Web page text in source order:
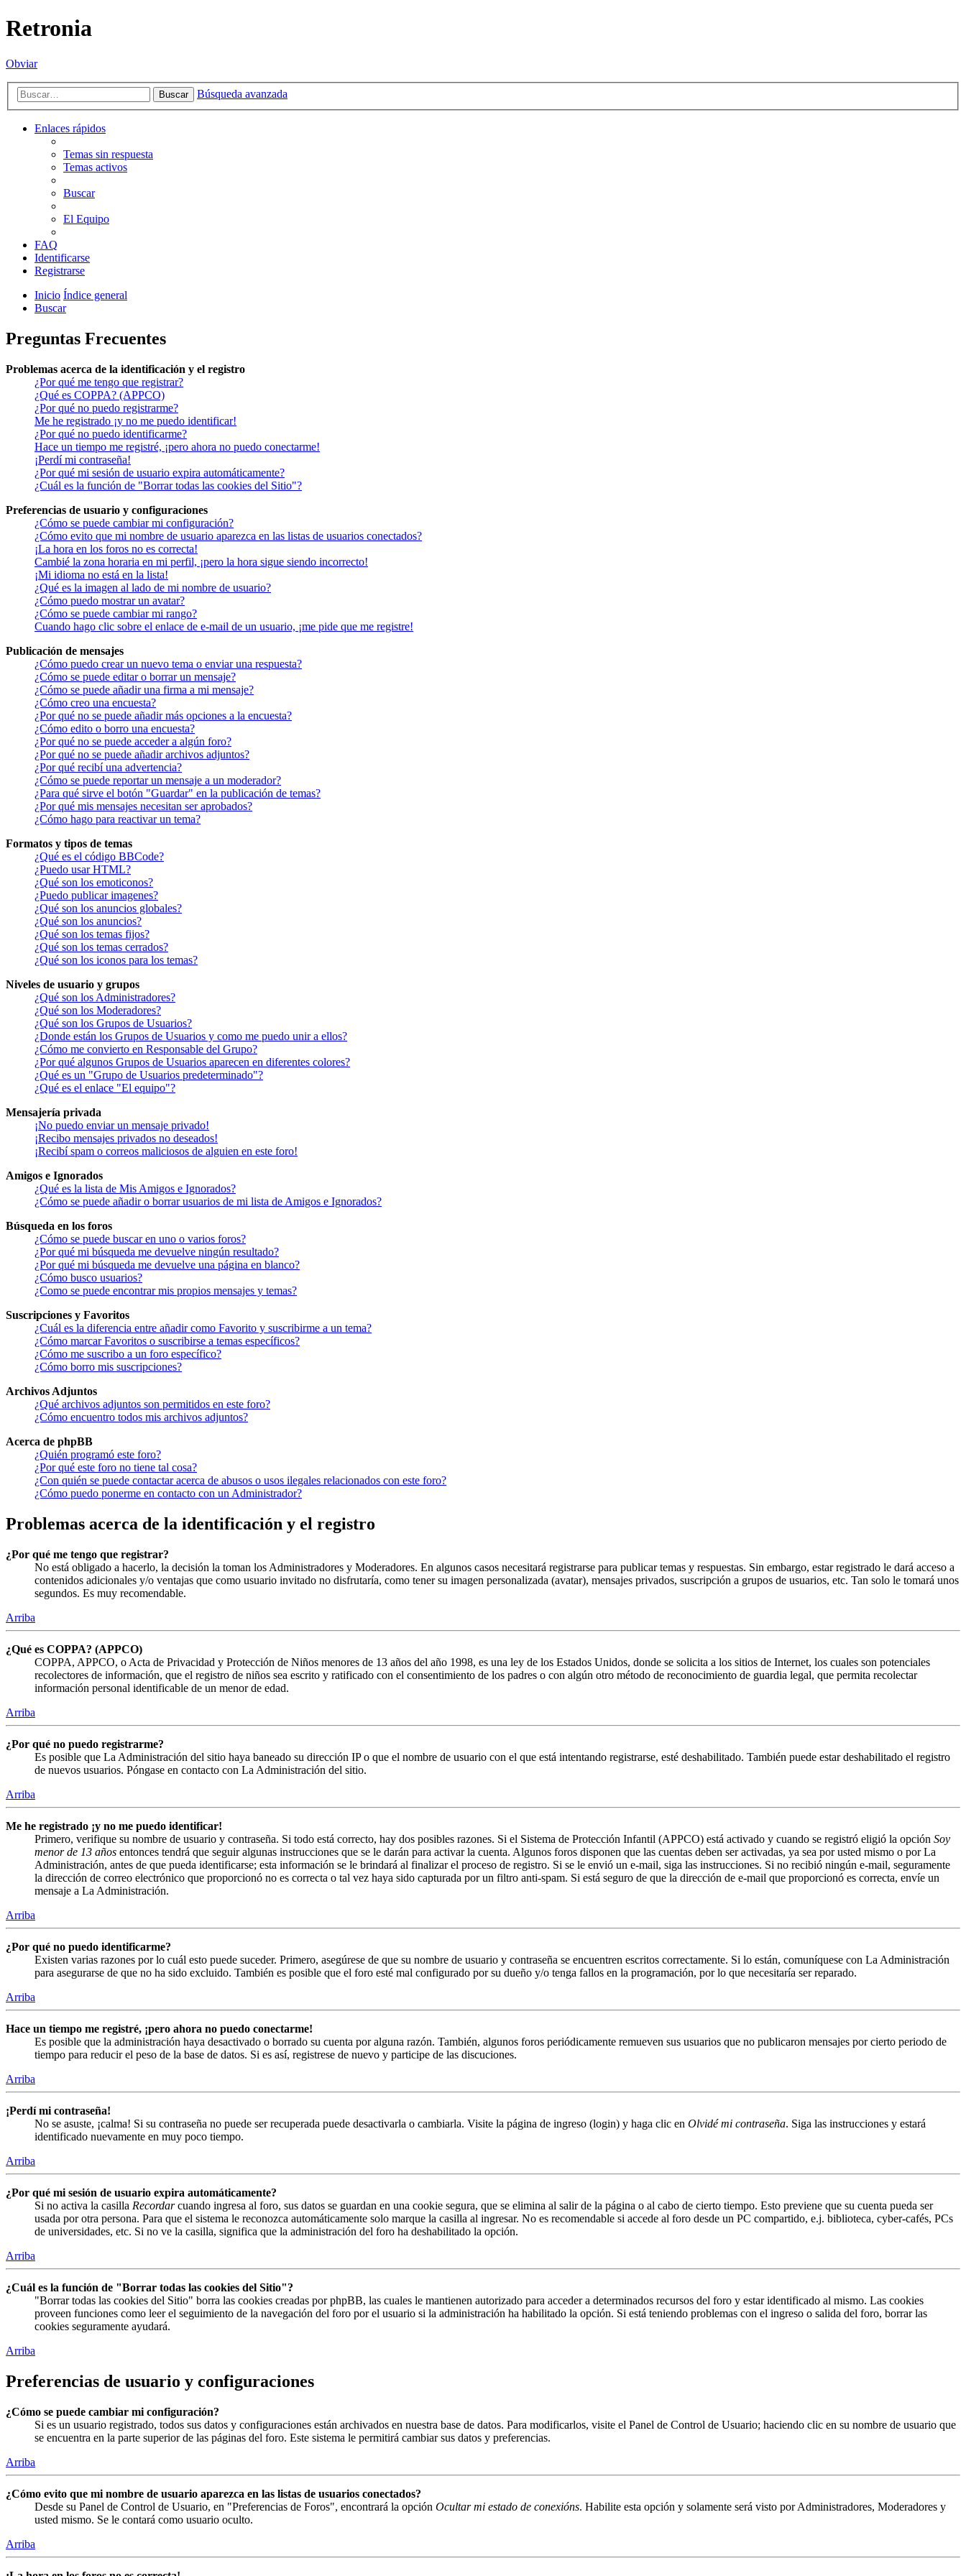
Retronia
Obviar
Buscar Búsqueda avanzada
Enlaces rápidos
Temas sin respuesta
Temas activos
Buscar
El Equipo
FAQ
Identificarse
Registrarse
Inicio Índice general
Buscar
Preguntas Frecuentes
Problemas acerca de la identificación y el registro
¿Por qué me tengo que registrar?
¿Qué es COPPA? (APPCO)
¿Por qué no puedo registrarme?
Me he registrado ¡y no me puedo identificar!
¿Por qué no puedo identificarme?
Hace un tiempo me registré, ¡pero ahora no puedo conectarme!
¡Perdí mi contraseña!
¿Por qué mi sesión de usuario expira automáticamente?
¿Cuál es la función de "Borrar todas las cookies del Sitio"?
Preferencias de usuario y configuraciones
¿Cómo se puede cambiar mi configuración?
¿Cómo evito que mi nombre de usuario aparezca en las listas de usuarios conectados?
¡La hora en los foros no es correcta!
Cambié la zona horaria en mi perfil, ¡pero la hora sigue siendo incorrecto!
¡Mi idioma no está en la lista!
¿Qué es la imagen al lado de mi nombre de usuario?
¿Cómo puedo mostrar un avatar?
¿Cómo se puede cambiar mi rango?
Cuando hago clic sobre el enlace de e-mail de un usuario, ¡me pide que me registre!
Publicación de mensajes
¿Cómo puedo crear un nuevo tema o enviar una respuesta?
¿Cómo se puede editar o borrar un mensaje?
¿Cómo se puede añadir una firma a mi mensaje?
¿Cómo creo una encuesta?
¿Por qué no se puede añadir más opciones a la encuesta?
¿Cómo edito o borro una encuesta?
¿Por qué no se puede acceder a algún foro?
¿Por qué no se puede añadir archivos adjuntos?
¿Por qué recibí una advertencia?
¿Cómo se puede reportar un mensaje a un moderador?
¿Para qué sirve el botón "Guardar" en la publicación de temas?
¿Por qué mis mensajes necesitan ser aprobados?
¿Cómo hago para reactivar un tema?
Formatos y tipos de temas
¿Qué es el código BBCode?
¿Puedo usar HTML?
¿Qué son los emoticonos?
¿Puedo publicar imagenes?
¿Qué son los anuncios globales?
¿Qué son los anuncios?
¿Qué son los temas fijos?
¿Qué son los temas cerrados?
¿Qué son los iconos para los temas?
Niveles de usuario y grupos
¿Qué son los Administradores?
¿Qué son los Moderadores?
¿Qué son los Grupos de Usuarios?
¿Donde están los Grupos de Usuarios y como me puedo unir a ellos?
¿Cómo me convierto en Responsable del Grupo?
¿Por qué algunos Grupos de Usuarios aparecen en diferentes colores?
¿Qué es un "Grupo de Usuarios predeterminado"?
¿Qué es el enlace "El equipo"?
Mensajería privada
¡No puedo enviar un mensaje privado!
¡Recibo mensajes privados no deseados!
¡Recibí spam o correos maliciosos de alguien en este foro!
Amigos e Ignorados
¿Qué es la lista de Mis Amigos e Ignorados?
¿Cómo se puede añadir o borrar usuarios de mi lista de Amigos e Ignorados?
Búsqueda en los foros
¿Cómo se puede buscar en uno o varios foros?
¿Por qué mi búsqueda me devuelve ningún resultado?
¿Por qué mi búsqueda me devuelve una página en blanco?
¿Cómo busco usuarios?
¿Como se puede encontrar mis propios mensajes y temas?
Suscripciones y Favoritos
¿Cuál es la diferencia entre añadir como Favorito y suscribirme a un tema?
¿Cómo marcar Favoritos o suscribirse a temas específicos?
¿Cómo me suscribo a un foro específico?
¿Cómo borro mis suscripciones?
Archivos Adjuntos
¿Qué archivos adjuntos son permitidos en este foro?
¿Cómo encuentro todos mis archivos adjuntos?
Acerca de phpBB
¿Quién programó este foro?
¿Por qué este foro no tiene tal cosa?
¿Con quién se puede contactar acerca de abusos o usos ilegales relacionados con este foro?
¿Cómo puedo ponerme en contacto con un Administrador?
Problemas acerca de la identificación y el registro
¿Por qué me tengo que registrar?
No está obligado a hacerlo, la decisión la toman los Administradores y Moderadores. En algunos casos necesitará registrarse para publicar temas y respuestas. Sin embargo, estar registrado le dará acceso a
contenidos adicionales y/o ventajas que como usuario invitado no disfrutaría, como tener su imagen personalizada (avatar), mensajes privados, suscripción a grupos de usuarios, etc. Tan solo le tomará unos
segundos. Es muy recomendable.
Arriba
¿Qué es COPPA? (APPCO)
COPPA, APPCO, o Acta de Privacidad y Protección de Niños menores de 13 años del año 1998, es una ley de los Estados Unidos, donde se solicita a los sitios de Internet, los cuales son potenciales
recolectores de información, que el registro de niños sea escrito y ratificado con el consentimiento de los padres o con algún otro método de reconocimiento de guardia legal, que permita recolectar
información personal identificable de un menor de edad.
Arriba
¿Por qué no puedo registrarme?
Es posible que La Administración del sitio haya baneado su dirección IP o que el nombre de usuario con el que está intentando registrarse, esté deshabilitado. También puede estar deshabilitado el registro
de nuevos usuarios. Póngase en contacto con La Administración del sitio.
Arriba
Me he registrado ¡y no me puedo identificar!
Primero, verifique su nombre de usuario y contraseña. Si todo está correcto, hay dos posibles razones. Si el Sistema de Protección Infantil (APPCO) está activado y cuando se registró eligió la opción Soy
menor de 13 años entonces tendrá que seguir algunas instrucciones que se le darán para activar la cuenta. Algunos foros disponen que las cuentas deben ser activadas, ya sea por usted mismo o por La
Administración, antes de que pueda identificarse; esta información se le brindará al finalizar el proceso de registro. Si se le envió un e-mail, siga las instrucciones. Si no recibió ningún e-mail, seguramente
la dirección de correo electrónico que proporcionó no es correcta o tal vez haya sido capturada por un filtro anti-spam. Si está seguro de que la dirección de e-mail que proporcionó es correcta, envíe un
mensaje a La Administración.
Arriba
¿Por qué no puedo identificarme?
Existen varias razones por lo cuál esto puede suceder. Primero, asegúrese de que su nombre de usuario y contraseña se encuentren escritos correctamente. Si lo están, comuníquese con La Administración
para asegurarse de que no ha sido excluido. También es posible que el foro esté mal configurado por su dueño y/o tenga fallos en la programación, por lo que necesitaría ser reparado.
Arriba
Hace un tiempo me registré, ¡pero ahora no puedo conectarme!
Es posible que la administración haya desactivado o borrado su cuenta por alguna razón. También, algunos foros periódicamente remueven sus usuarios que no publicaron mensajes por cierto periodo de
tiempo para reducir el peso de la base de datos. Si es así, registrese de nuevo y participe de las discuciones.
Arriba
¡Perdí mi contraseña!
No se asuste, ¡calma! Si su contraseña no puede ser recuperada puede desactivarla o cambiarla. Visite la página de ingreso (login) y haga clic en Olvidé mi contraseña. Siga las instrucciones y estará
identificado nuevamente en muy poco tiempo.
Arriba
¿Por qué mi sesión de usuario expira automáticamente?
Si no activa la casilla Recordarcuando ingresa al foro, sus datos se guardan en una cookie segura, que se elimina al salir de la página o al cabo de cierto tiempo. Esto previene que su cuenta pueda ser
usada por otra persona. Para que el sistema le reconozca automáticamente solo marque la casilla al ingresar. No es recomendable si accede al foro desde un PC compartido, e.j. biblioteca, cyber-cafés, PCs
de universidades, etc. Si no ve la casilla, significa que la administración del foro ha deshabilitado la opción.
Arriba
¿Cuál es la función de "Borrar todas las cookies del Sitio"?
"Borrar todas las cookies del Sitio" borra las cookies creadas por phpBB, las cuales le mantienen autorizado para acceder a determinados recursos del foro y estar identificado al mismo. Las cookies
proveen funciones como leer el seguimiento de la navegación del foro por el usuario si la administración ha habilitado la opción. Si está teniendo problemas con el ingreso o salida del foro, borrar las
cookies seguramente ayudará.
Arriba
Preferencias de usuario y configuraciones
¿Cómo se puede cambiar mi configuración?
Si es un usuario registrado, todos sus datos y configuraciones están archivados en nuestra base de datos. Para modificarlos, visite el Panel de Control de Usuario; haciendo clic en su nombre de usuario que
se encuentra en la parte superior de las páginas del foro. Este sistema le permitirá cambiar sus datos y preferencias.
Arriba
¿Cómo evito que mi nombre de usuario aparezca en las listas de usuarios conectados?
Desde su Panel de Control de Usuario, en "Preferencias de Foros", encontrará la opción Ocultar mi estado de conexións. Habilite esta opción y solamente será visto por Administradores, Moderadores y
usted mismo. Se le contará como usuario oculto.
Arriba